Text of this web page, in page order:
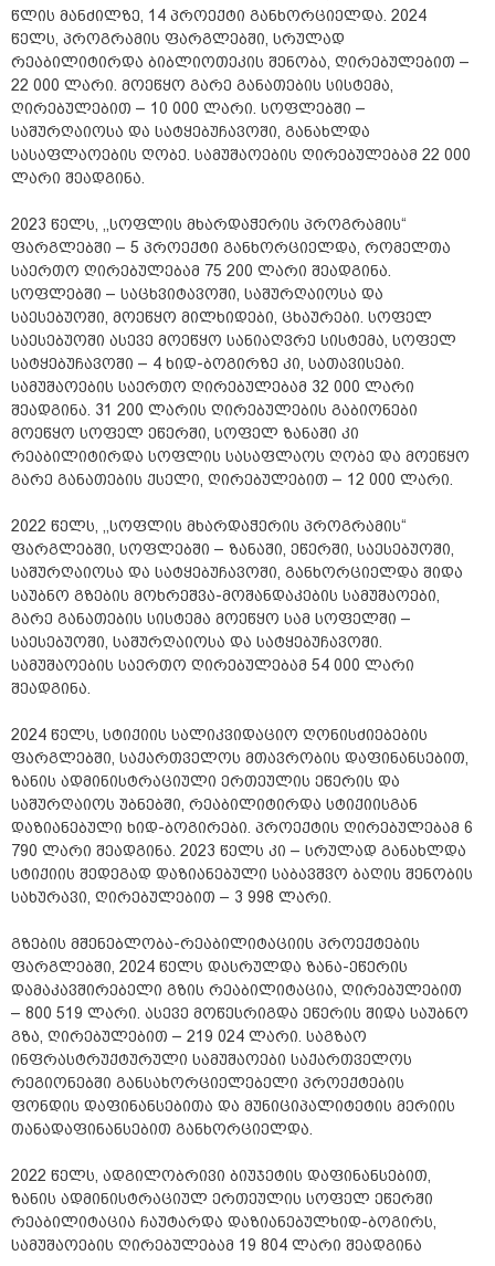
წლის მანძილზე, 14 პროექტი განხორციელდა. 2024
წელს, პროგრამის ფარგლებში, სრულად
რეაბილიტირდა ბიბლიოთეკის შენობა, ღირებულებით –
22 000 ლარი. მოეწყო გარე განათების სისტემა,
ღირებულებით – 10 000 ლარი. სოფლებში –
საშურღაიოსა და სატყებუჩავოში, განახლდა
სასაფლაოების ღობე. სამუშაოების ღირებულებამ 22 000
ლარი შეადგინა.
2023 წელს, ,,სოფლის მხარდაჭერის პროგრამის“
ფარგლებში – 5 პროექტი განხორციელდა, რომელთა
საერთო ღირებულებამ 75 200 ლარი შეადგინა.
სოფლებში – საცხვიტავოში, საშურღაიოსა და
საესებუოში, მოეწყო მილხიდები, ცხაურები. სოფელ
საესებუოში ასევე მოეწყო სანიაღვრე სისტემა, სოფელ
სატყებუჩავოში – 4 ხიდ-ბოგირზე კი, სათავისები.
სამუშაოების საერთო ღირებულებამ 32 000 ლარი
შეადგინა. 31 200 ლარის ღირებულების გაბიონები
მოეწყო სოფელ ეწერში, სოფელ ზანაში კი
რეაბილიტირდა სოფლის სასაფლაოს ღობე და მოეწყო
გარე განათების ქსელი, ღირებულებით – 12 000 ლარი.
2022 წელს, ,,სოფლის მხარდაჭერის პროგრამის“
ფარგლებში, სოფლებში – ზანაში, ეწერში, საესებუოში,
საშურღაიოსა და სატყებუჩავოში, განხორციელდა შიდა
საუბნო გზების მოხრეშვა-მოშანდაკების სამუშაოები,
გარე განათების სისტემა მოეწყო სამ სოფელში –
საესებუოში, საშურღაიოსა და სატყებუჩავოში.
სამუშაოების საერთო ღირებულებამ 54 000 ლარი
შეადგინა.
2024 წელს, სტიქიის სალიკვიდაციო ღონისძიებების
ფარგლებში, საქართველოს მთავრობის დაფინანსებით,
ზანის ადმინისტრაციული ერთეულის ეწერის და
საშურღაიოს უბნებში, რეაბილიტირდა სტიქიისგან
დაზიანებული ხიდ-ბოგირები. პროექტის ღირებულებამ 6
790 ლარი შეადგინა. 2023 წელს კი – სრულად განახლდა
სტიქიის შედეგად დაზიანებული საბავშვო ბაღის შენობის
სახურავი, ღირებულებით – 3 998 ლარი.
გზების მშენებლობა-რეაბილიტაციის პროექტების
ფარგლებში, 2024 წელს დასრულდა ზანა-ეწერის
დამაკავშირებელი გზის რეაბილიტაცია, ღირებულებით
– 800 519 ლარი. ასევე მოწესრიგდა ეწერის შიდა საუბნო
გზა, ღირებულებით – 219 024 ლარი. საგზაო
ინფრასტრუქტურული სამუშაოები საქართველოს
რეგიონებში განსახორციელებელი პროექტების
ფონდის დაფინანსებითა და მუნიციპალიტეტის მერიის
თანადაფინანსებით განხორციელდა.
2022 წელს, ადგილობრივი ბიუჯეტის დაფინანსებით,
ზანის ადმინისტრაციულ ერთეულის სოფელ ეწერში
რეაბილიტაცია ჩაუტარდა დაზიანებულხიდ-ბოგირს,
სამუშაოების ღირებულებამ 19 804 ლარი შეადგინა